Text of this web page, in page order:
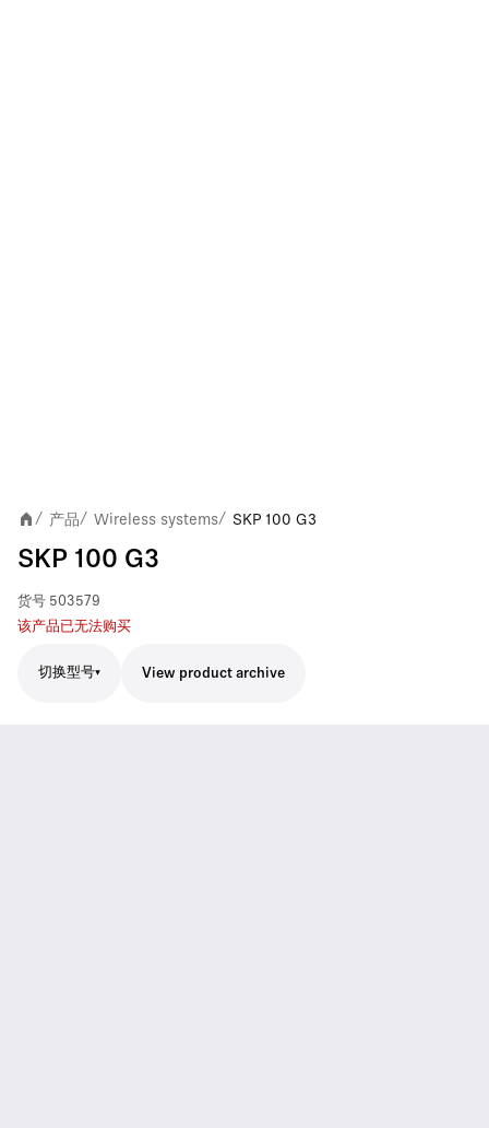
/ 产品/ Wireless systems/ SKP 100 G3
SKP 100 G3
货号 503579
该产品已无法购买
切换型号 View product archive